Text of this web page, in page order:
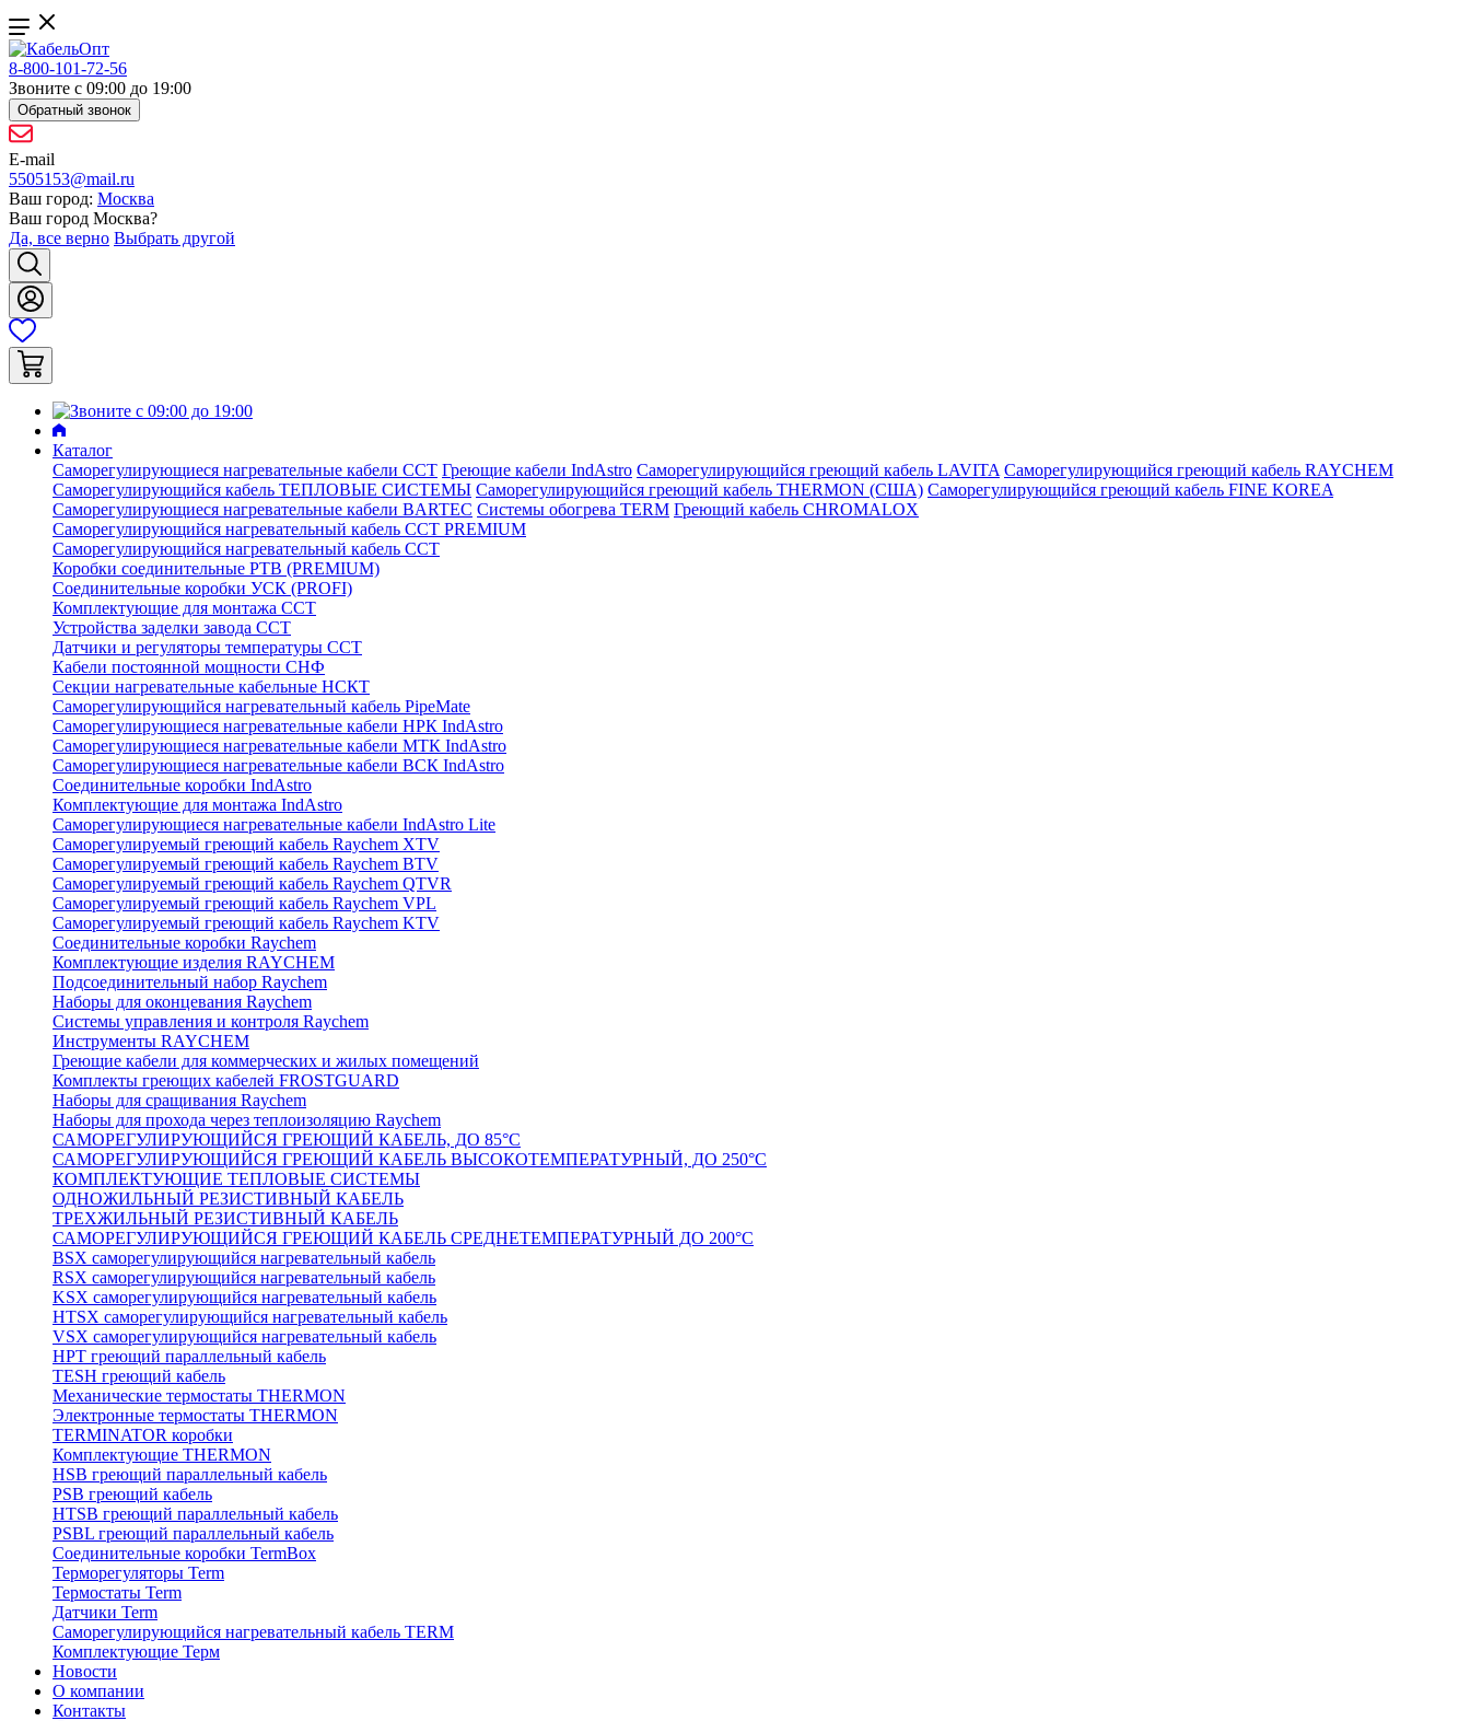
8-800-101-72-56
Звоните с 09:00 до 19:00
Обратный звонок
E-mail
5505153@mail.ru
Ваш город: Москва
Ваш город Москва?
Да, все верно Выбрать другой
Каталог
Саморегулирующиеся нагревательные кабели ССТ Греющие кабели IndAstro Саморегулирующийся греющий кабель LAVITA Саморегулирующийся греющий кабель RAYCHEM
Саморегулирующийся кабель ТЕПЛОВЫЕ СИСТЕМЫ Саморегулирующийся греющий кабель THERMON (США) Саморегулирующийся греющий кабель FINE KOREA
Саморегулирующиеся нагревательные кабели BARTEC Системы обогрева TERM Греющий кабель CHROMALOX
Саморегулирующийся нагревательный кабель ССТ PREMIUM
Саморегулирующийся нагревательный кабель ССТ
Коробки соединительные РТВ (PREMIUM)
Соединительные коробки УСК (PROFI)
Комплектующие для монтажа ССТ
Устройства заделки завода ССТ
Датчики и регуляторы температуры ССТ
Кабели постоянной мощности СНФ
Секции нагревательные кабельные НСКТ
Саморегулирующийся нагревательный кабель PipeMate
Саморегулирующиеся нагревательные кабели НРК IndAstro
Саморегулирующиеся нагревательные кабели МТК IndAstro
Саморегулирующиеся нагревательные кабели ВСК IndAstro
Соединительные коробки IndAstro
Комплектующие для монтажа IndAstro
Саморегулирующиеся нагревательные кабели IndAstro Lite
Саморегулируемый греющий кабель Raychem XTV
Саморегулируемый греющий кабель Raychem BTV
Саморегулируемый греющий кабель Raychem QTVR
Саморегулируемый греющий кабель Raychem VPL
Саморегулируемый греющий кабель Raychem KTV
Соединительные коробки Raychem
Комплектующие изделия RAYCHEM
Подсоединительный набор Raychem
Наборы для оконцевания Raychem
Системы управления и контроля Raychem
Инструменты RAYCHEM
Греющие кабели для коммерческих и жилых помещений
Комплекты греющих кабелей FROSTGUARD
Наборы для сращивания Raychem
Наборы для прохода через теплоизоляцию Raychem
САМОРЕГУЛИРУЮЩИЙСЯ ГРЕЮЩИЙ КАБЕЛЬ, ДО 85°С
САМОРЕГУЛИРУЮЩИЙСЯ ГРЕЮЩИЙ КАБЕЛЬ ВЫСОКОТЕМПЕРАТУРНЫЙ, ДО 250°С
КОМПЛЕКТУЮЩИЕ ТЕПЛОВЫЕ СИСТЕМЫ
ОДНОЖИЛЬНЫЙ РЕЗИСТИВНЫЙ КАБЕЛЬ
ТРЕХЖИЛЬНЫЙ РЕЗИСТИВНЫЙ КАБЕЛЬ
САМОРЕГУЛИРУЮЩИЙСЯ ГРЕЮЩИЙ КАБЕЛЬ СРЕДНЕТЕМПЕРАТУРНЫЙ ДО 200°С
BSX саморегулирующийся нагревательный кабель
RSX саморегулирующийся нагревательный кабель
KSX саморегулирующийся нагревательный кабель
HTSX саморегулирующийся нагревательный кабель
VSX саморегулирующийся нагревательный кабель
НРТ греющий параллельный кабель
TESH греющий кабель
Механические термостаты THERMON
Электронные термостаты THERMON
TERMINATOR коробки
Комплектующие THERMON
HSB греющий параллельный кабель
PSB греющий кабель
HTSB греющий параллельный кабель
PSBL греющий параллельный кабель
Соединительные коробки TermBox
Терморегуляторы Term
Термостаты Term
Датчики Term
Саморегулирующийся нагревательный кабель TERM
Комплектующие Терм
Новости
О компании
Контакты